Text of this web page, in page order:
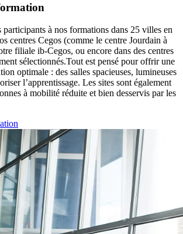
à nos formations dans 25 villes en
centres Cegos (comme le centre Jourdain à
filiale ib-Cegos, ou encore dans des centres
sélectionnés.Tout est pensé pour offrir une
optimale : des salles spacieuses, lumineuses
l’apprentissage. Les sites sont également
à mobilité réduite et bien desservis par les